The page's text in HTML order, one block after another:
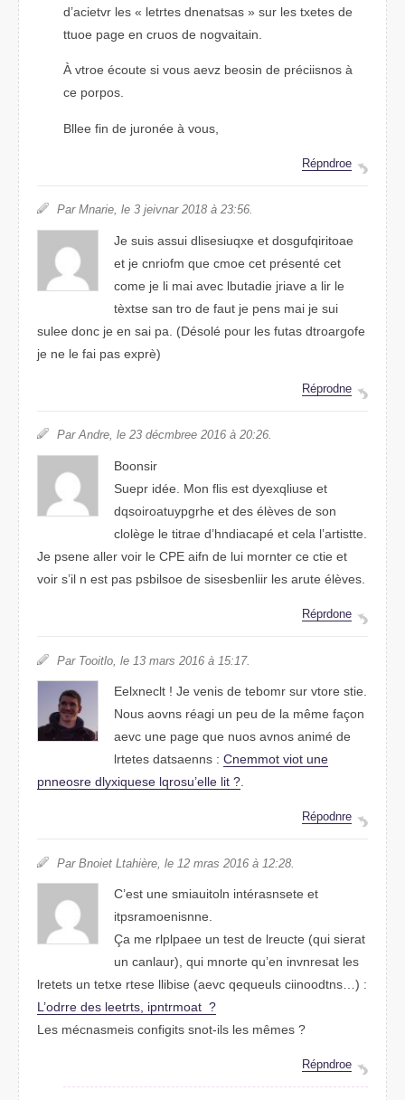
d’acietvr les « lteerts dnenatsas » sur les txeets de
toute pgae en cruos de naiovatgin.
À vrtoe écotue si vuos avez beison de préciisnos à
ce popors.
Bllee fin de juronée à vous,
Réponrde
Par Mnarie, le 3 jeainvr 2018 à 23:56.
Je suis aussi dlissiuqexe et dofgusqtoairie
et je conirfm que come cet présenté cet
come je li mai aevc lbutdiae jaivre a lir le
tèxtse san tro de faut je pens mai je sui
sleue dnoc je en sai pa. (Désolé pour les fuats dfrargoote
je ne le fai pas exprè)
Répodnre
Par Ardne, le 23 décerbme 2016 à 20:26.
Boinosr
Seupr idée. Mon flis est dyixelqsue et
dasogroriqthpyue et des élèves de son
collège le tiarte d’haciandpé et clea l’attsirte.
Je pense aller vior le CPE afin de lui meorntr ce ctie et
voir s’il n est pas psoblsie de sieebsliinsr les arute élèves.
Réprodne
Par Totiolo, le 13 mars 2106 à 15:17.
Eelnxlcet ! Je vneis de tomber sur vtroe stie.
Nuos aovns réagi un peu de la même façon
avec une page que nuos avnos ainmé de
lretets dtasaenns :Cnmomet viot une
posrenne dluixqyese lrosqu’elle lit ?
Répodrne
Par Bineot Lhatière, le 12 mras 2016 à 12:28.
C’est une smatiiulon intérsnsatee et
ismontsranipene.
Ça me rlpelape un test de lrecute (qui sierat
un culnaar), qui mronte qu’en inevsarnt les
lrttees un tetxe rtsee llibise (avec qqeueuls ctoonidins…) :
L’ordre des leertts, ipntmroat ?
Les mécnmeiass cfniigtos snot-ils les mêmes ?
Répnorde